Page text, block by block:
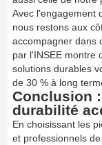
Avec l'engagement
nous restons aux
accompagner dans
par l'INSEE montre
solutions durables
de 30 % à long
Conclusion
durabilité
En choisissant les
et professionnels